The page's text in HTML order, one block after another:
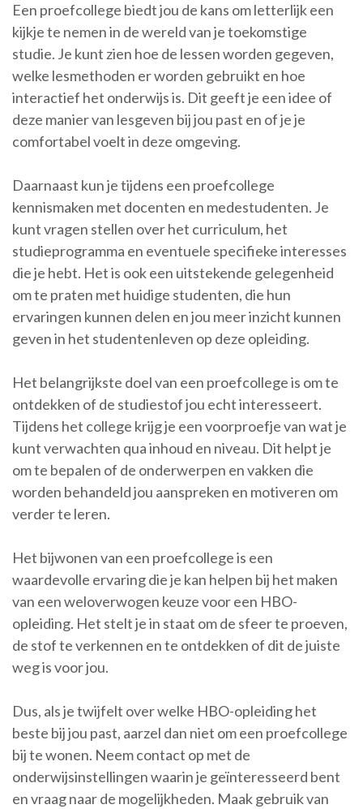
Een proefcollege biedt jou de kans om letterlijk een
kijkje te nemen in de wereld van je toekomstige
studie. Je kunt zien hoe de lessen worden gegeven,
welke lesmethoden er worden gebruikt en hoe
interactief het onderwijs is. Dit geeft je een idee of
deze manier van lesgeven bij jou past en of je je
comfortabel voelt in deze omgeving.
Daarnaast kun je tijdens een proefcollege
kennismaken met docenten en medestudenten. Je
kunt vragen stellen over het curriculum, het
studieprogramma en eventuele specifieke interesses
die je hebt. Het is ook een uitstekende gelegenheid
om te praten met huidige studenten, die hun
ervaringen kunnen delen en jou meer inzicht kunnen
geven in het studentenleven op deze opleiding.
Het belangrijkste doel van een proefcollege is om te
ontdekken of de studiestof jou echt interesseert.
Tijdens het college krijg je een voorproefje van wat je
kunt verwachten qua inhoud en niveau. Dit helpt je
om te bepalen of de onderwerpen en vakken die
worden behandeld jou aanspreken en motiveren om
verder te leren.
Het bijwonen van een proefcollege is een
waardevolle ervaring die je kan helpen bij het maken
van een weloverwogen keuze voor een HBO-
opleiding. Het stelt je in staat om de sfeer te proeven,
de stof te verkennen en te ontdekken of dit de juiste
weg is voor jou.
Dus, als je twijfelt over welke HBO-opleiding het
beste bij jou past, aarzel dan niet om een proefcollege
bij te wonen. Neem contact op met de
onderwijsinstellingen waarin je geïnteresseerd bent
en vraag naar de mogelijkheden. Maak gebruik van